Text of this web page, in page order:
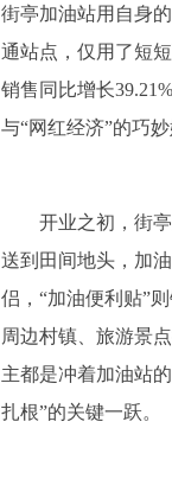
街亭加油站用自身
通站点，仅用了短
销售同比增长
与“网红经济”的巧妙
开业之初，街亭
送到田间地头，加
侣，“加油便利贴”
周边村镇、旅游景
主都是冲着加油站
扎根”的关键一跃。